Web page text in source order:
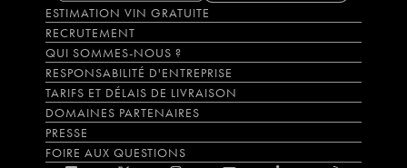
ESTIMATION VIN GRATUITE
RECRUTEMENT
QUI SOMMES-NOUS ?
RESPONSABILITÉ D'ENTREPRISE
TARIFS ET DÉLAIS DE LIVRAISON
DOMAINES PARTENAIRES
PRESSE
FOIRE AUX QUESTIONS